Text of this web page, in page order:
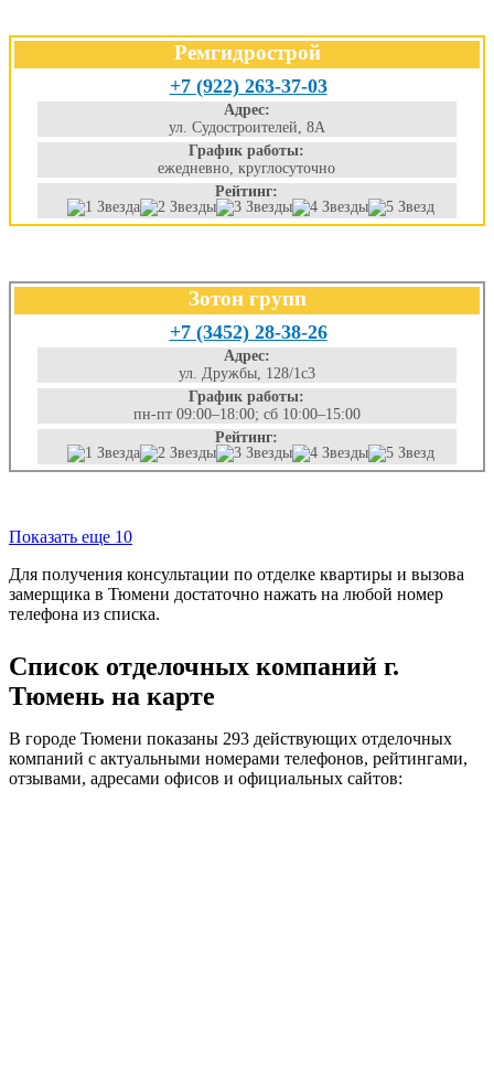
Ремгидрострой
+7 (922) 263-37-03
Адрес:
ул. Судостроителей, 8А
График работы:
ежедневно, круглосуточно
Рейтинг:
Зотон групп
+7 (3452) 28-38-26
Адрес:
ул. Дружбы, 128/1с3
График работы:
пн-пт 09:00–18:00; сб 10:00–15:00
Рейтинг:
Показать еще 10
Для получения консультации по отделке квартиры и вызова
замерщика в Тюмени достаточно нажать на любой номер
телефона из списка.
Список отделочных компаний г.
Тюмень на карте
В городе Тюмени показаны 293 действующих отделочных
компаний с актуальными номерами телефонов, рейтингами,
отзывами, адресами офисов и официальных сайтов: